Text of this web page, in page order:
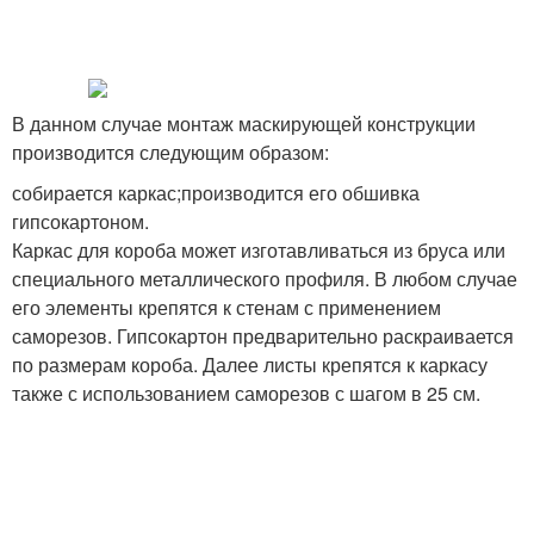
В данном случае монтаж маскирующей конструкции
производится следующим образом:
собирается каркас;производится его обшивка
гипсокартоном.
Каркас для короба может изготавливаться из бруса или
специального металлического профиля. В любом случае
его элементы крепятся к стенам с применением
саморезов. Гипсокартон предварительно раскраивается
по размерам короба. Далее листы крепятся к каркасу
также с использованием саморезов с шагом в 25 см.